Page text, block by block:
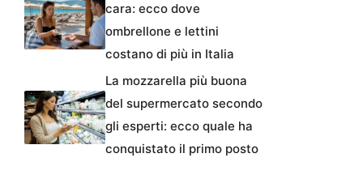
cara: ecco dove
ombrellone e lettini
costano di più in Italia
La mozzarella più buona
del supermercato secondo
gli esperti: ecco quale ha
conquistato il primo posto